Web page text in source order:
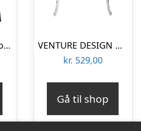
Sort barstol med fodstøtte – ESCAL
VENTURE DESIGN Wave barstol, m. ryglæn og fodstøtte – hvid plast og hvid metal
kr. 529,00
Gå til shop